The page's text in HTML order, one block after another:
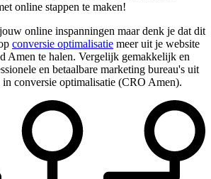
online stappen te maken!
online inspanningen maar denk je dat dit
conversie optimalisatie meer uit je website
Amen te halen. Vergelijk gemakkelijk en
en betaalbare marketing bureau's uit
in conversie optimalisatie (CRO Amen).